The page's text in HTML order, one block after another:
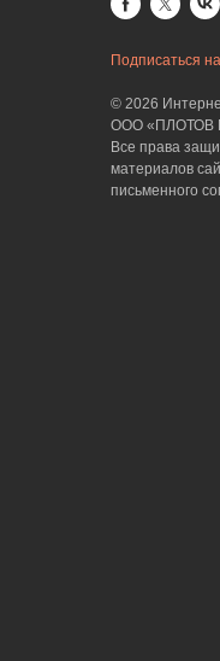
Подписаться
© 2026
ООО «ПЛОТОВ
Все права
материалов
письменного